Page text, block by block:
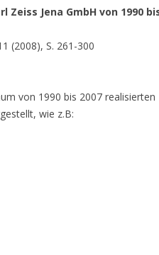
Jena GmbH von 1990
(2008), S. 261-300
von 1990 bis 2007
wie z.B: